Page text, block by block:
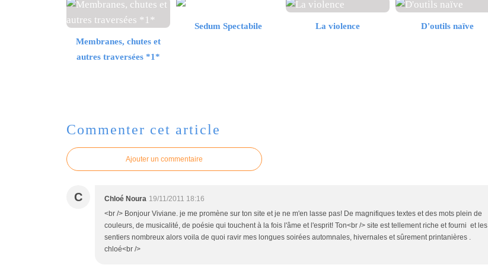
Membranes, chutes et
autres traversées *1*
Sedum Spectabile La violence D'outils naïve
Commenter cet article
Ajouter un commentaire
C Chloé Noura 19/11/2011 18:16
<br /> Bonjour Viviane. je me promène sur ton site et je ne m'en lasse pas! De magnifiques textes et des mots plein de
couleurs, de musicalité, de poésie qui touchent à la fois l'âme et l'esprit! Ton<br /> site est tellement riche et fourni et les
sentiers nombreux alors voila de quoi ravir mes longues soirées automnales, hivernales et sûrement printanières .
chloé<br />